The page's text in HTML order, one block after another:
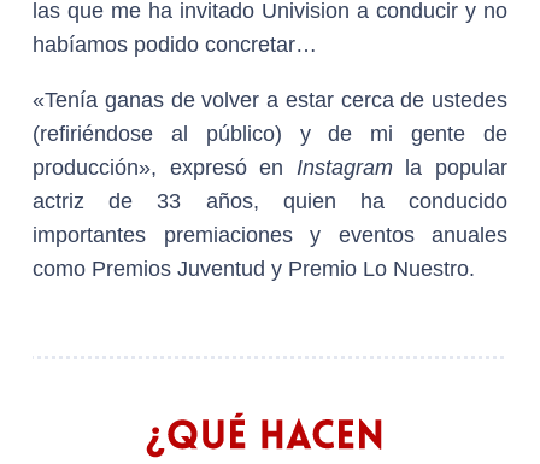
las que me ha invitado Univision a conducir y no
habíamos podido concretar…
«Tenía ganas de volver a estar cerca de ustedes
(refiriéndose al público) y de mi gente de
producción», expresó en Instagram
la popular
actriz de 33 años, quien ha conducido
importantes premiaciones y eventos anuales
como Premios Juventud y Premio Lo Nuestro.